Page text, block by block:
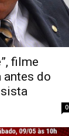
filme
antes do
0